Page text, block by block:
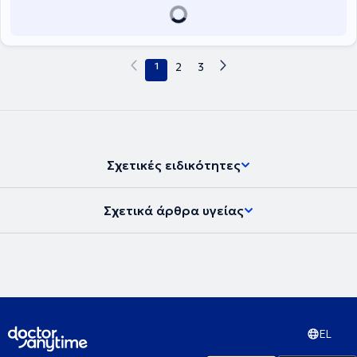
κλινική διαιτολογία, στην παχυσαρκία και στο μεταβολισμό.
1 2 3
Σχετικές ειδικότητες
Σχετικά άρθρα υγείας
EL